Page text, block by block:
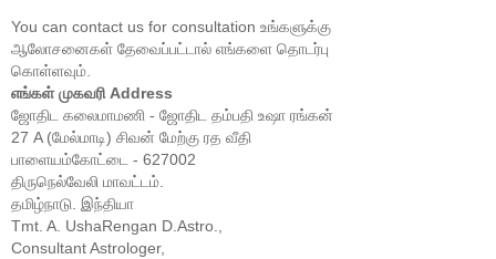
You can contact us for consultation உங்களுக்கு
ஆலோசனைகள் தேவைப்பட்டால் எங்களை தொடர்பு
கொள்ளவும்.
எங்கள் முகவரி Address
ஜோதிட கலைமாமணி - ஜோதிட தம்பதி உஷா ரங்கன்
27 A (மேல்மாடி) சிவன் மேற்கு ரத வீதி
பாளையம்கோட்டை - 627002
திருநெல்வேலி மாவட்டம்.
தமிழ்நாடு. இந்தியா
Tmt. A. UshaRengan D.Astro.,
Consultant Astrologer,